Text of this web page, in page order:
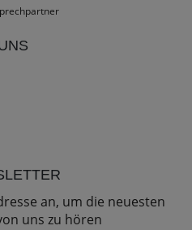
an, um die neuesten
uns zu hören